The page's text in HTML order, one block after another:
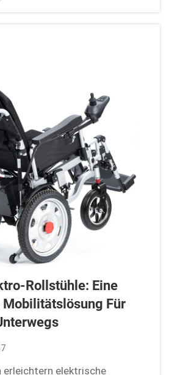
Aufbewahrung in
Rollstühle: Eine
Mobilitätslösung Für
erleichtern elektrische